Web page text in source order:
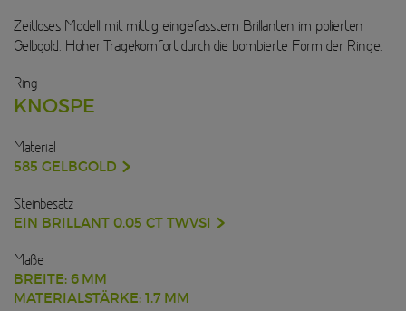
Zeitloses Modell mit mittig eingefasstem Brillanten im polierten
Gelbgold. Hoher Tragekomfort durch die bombierte Form der Ringe.
Ring
KNOSPE
Material
585 GELBGOLD
Steinbesatz
EIN BRILLANT 0,05 CT TWVSI
Maße
BREITE: 6 MM
MATERIALSTÄRKE: 1.7 MM